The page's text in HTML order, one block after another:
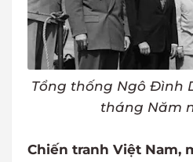
Tổng thống Ngô Đình
tháng Năm
Chiến tranh Việt Nam,